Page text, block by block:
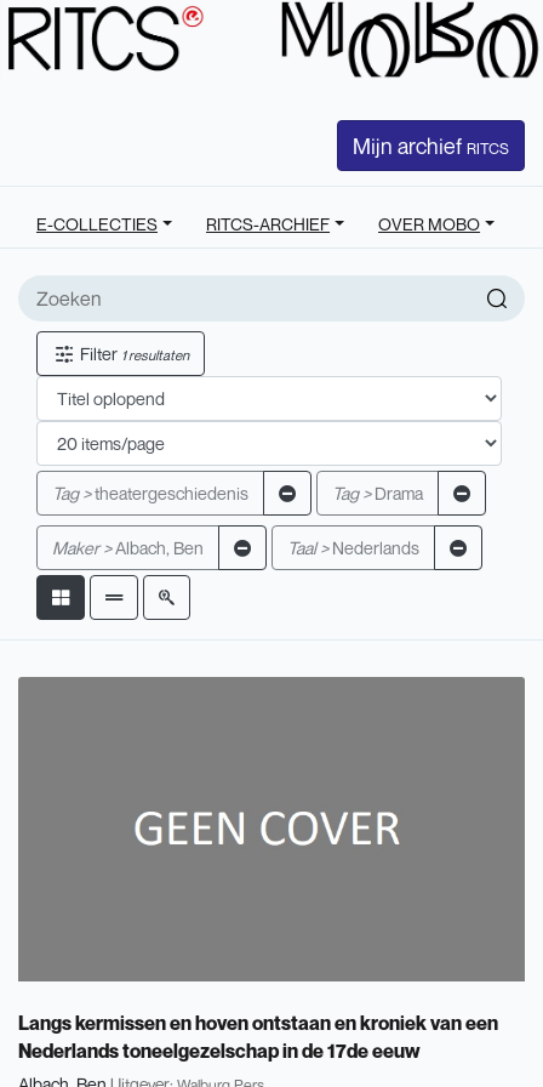
Mijn archief RITCS
E-COLLECTIES RITCS-ARCHIEF OVER MOBO
Filter 1 resultaten
Tag >theatergeschiedenis Tag > Drama
Maker >Albach, Ben Taal > Nederlands
Langs kermissen en hoven ontstaan en kroniek van een
Nederlands toneelgezelschap in de 17de eeuw